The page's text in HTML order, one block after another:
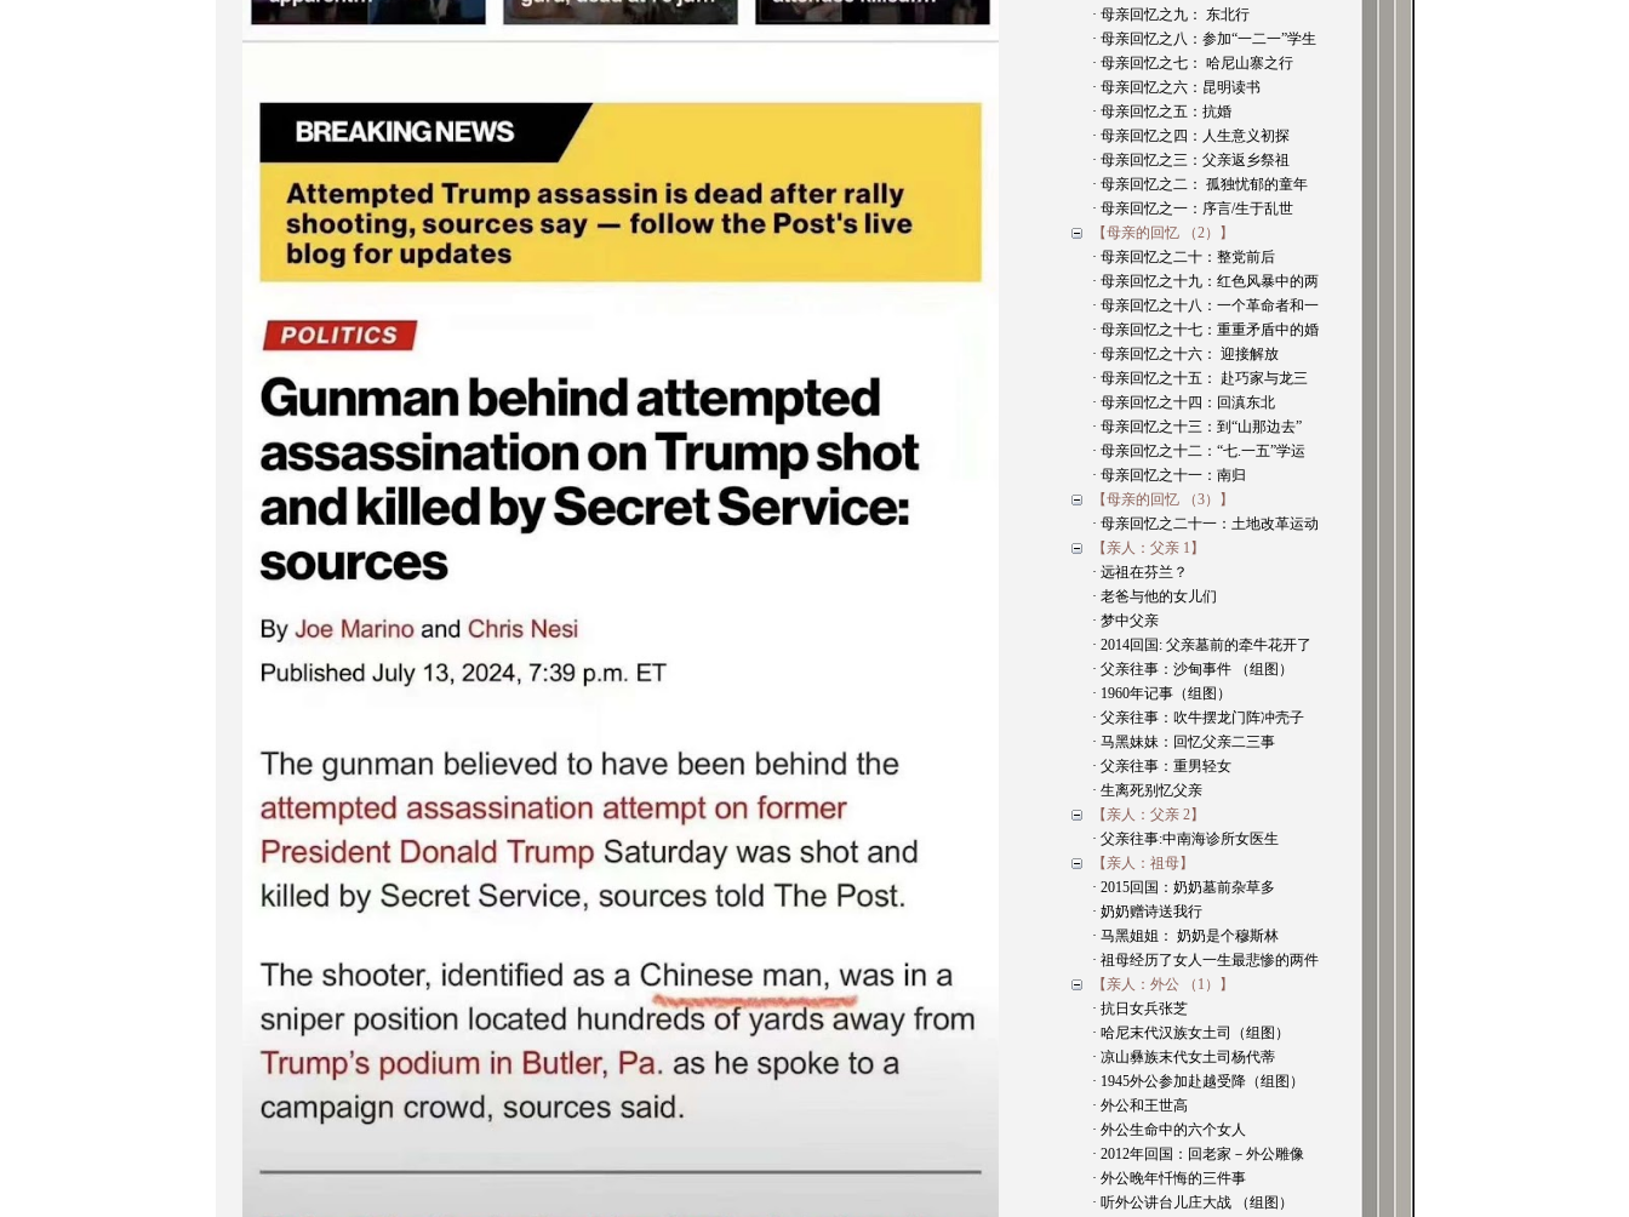
· 母亲回忆之九： 东北行
· 母亲回忆之八：参加“一二一”学生
· 母亲回忆之七： 哈尼山寨之行
· 母亲回忆之六：昆明读书
· 母亲回忆之五：抗婚
· 母亲回忆之四：人生意义初探
· 母亲回忆之三：父亲返乡祭祖
· 母亲回忆之二： 孤独忧郁的童年
· 母亲回忆之一：序言/生于乱世
【母亲的回忆 （2）】
· 母亲回忆之二十：整党前后
· 母亲回忆之十九：红色风暴中的两
· 母亲回忆之十八：一个革命者和一
· 母亲回忆之十七：重重矛盾中的婚
· 母亲回忆之十六： 迎接解放
· 母亲回忆之十五： 赴巧家与龙三
· 母亲回忆之十四：回滇东北
· 母亲回忆之十三：到“山那边去”
· 母亲回忆之十二：“七.一五”学运
· 母亲回忆之十一：南归
【母亲的回忆 （3）】
· 母亲回忆之二十一：土地改革运动
【亲人：父亲 1】
· 远祖在芬兰？
· 老爸与他的女儿们
· 梦中父亲
· 2014回国: 父亲墓前的牵牛花开了
· 父亲往事：沙甸事件 （组图）
· 1960年记事（组图）
· 父亲往事：吹牛摆龙门阵冲壳子
· 马黑妹妹：回忆父亲二三事
· 父亲往事：重男轻女
· 生离死别忆父亲
【亲人：父亲 2】
· 父亲往事:中南海诊所女医生
【亲人：祖母】
· 2015回国：奶奶墓前杂草多
· 奶奶赠诗送我行
· 马黑姐姐： 奶奶是个穆斯林
· 祖母经历了女人一生最悲惨的两件
【亲人：外公 （1）】
· 抗日女兵张芝
· 哈尼末代汉族女土司（组图）
· 凉山彝族末代女土司杨代蒂
· 1945外公参加赴越受降（组图）
· 外公和王世高
· 外公生命中的六个女人
· 2012年回国：回老家－外公雕像
· 外公晚年忏悔的三件事
· 听外公讲台儿庄大战 （组图）